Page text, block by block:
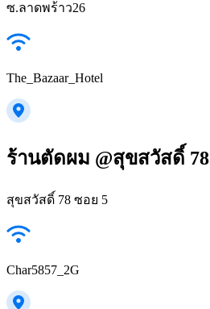
ซ.ลาดพร้าว26
The_Bazaar_Hotel
ร้านตัดผม @สุขสวัสดิ์ 78
สุขสวัสดิ์ 78 ซอย 5
Char5857_2G